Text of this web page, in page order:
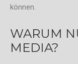
können.
WARUM
MEDIA?